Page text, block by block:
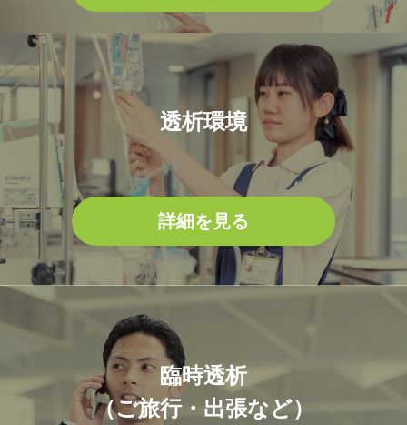
透析環境
詳細を見る
臨時透析
（ご旅行・出張など）